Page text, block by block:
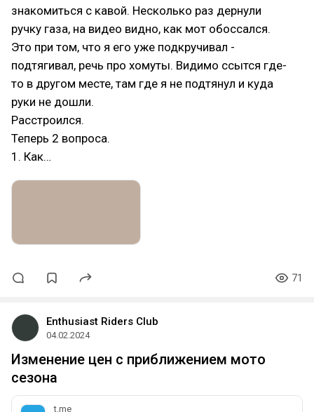
знакомиться с кавой. Несколько раз дернули
ручку газа, на видео видно, как мот обоссался.
Это при том, что я его уже подкручивал -
подтягивал, речь про хомуты. Видимо ссытся где-
то в другом месте, там где я не подтянул и куда
руки не дошли.
Расстроился.
Теперь 2 вопроса.
1. Как…
71
Enthusiast Riders Club
04.02.2024
Изменение цен с приближением мото
сезона
t.me